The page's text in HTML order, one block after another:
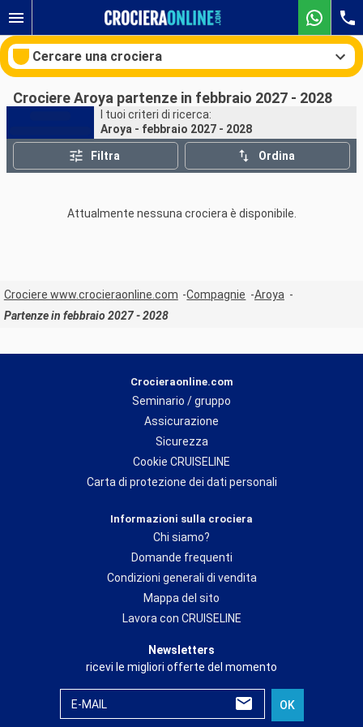
Cercare una crociera
Le nostre destinazioni
Compagnie
Crociere Aroya partenze in febbraio 2027 - 2028
I tuoi criteri di ricerca:
Aroya - febbraio 2027 - 2028
Filtra Ordina
Attualmente nessuna crociera è disponibile.
Crociere www.crocieraonline.com Compagnie
Aroya
Partenze in febbraio 2027 - 2028
Crocieraonline.com
Seminario / gruppo
Assicurazione
Sicurezza
Cookie CRUISELINE
Carta di protezione dei dati personali
Informazioni sulla crociera
Chi siamo?
Domande frequenti
Condizioni generali di vendita
Mappa del sito
Lavora con CRUISELINE
Newsletters
ricevi le migliori offerte del momento
E-MAIL OK